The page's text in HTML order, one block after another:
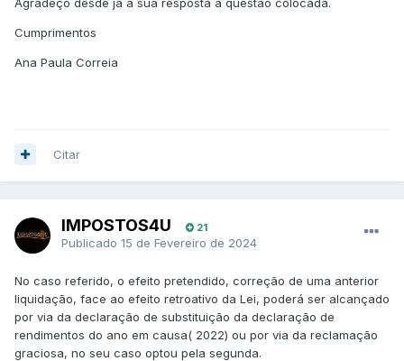
apresentar declaração de substituição (devendo ter
todos os documentos comprovativos prontos para
alternativa, apresentar Reclamaç
Agradeço desde já a sua resposta à questão colocada.
Cumprimentos
Ana Paula Correia
Citar
IMPOSTOS4U 21
Publicado 15 de Fevereiro de 2024
No caso referido, o efeito pretendido, correção de uma anterior
liquidação, face ao efeito retroativo da Lei, poderá ser alcançado
por via da declaração de substituição da declaração de
rendimentos do ano em causa( 2022) ou por via da reclamação
graciosa, no seu caso optou pela segunda.